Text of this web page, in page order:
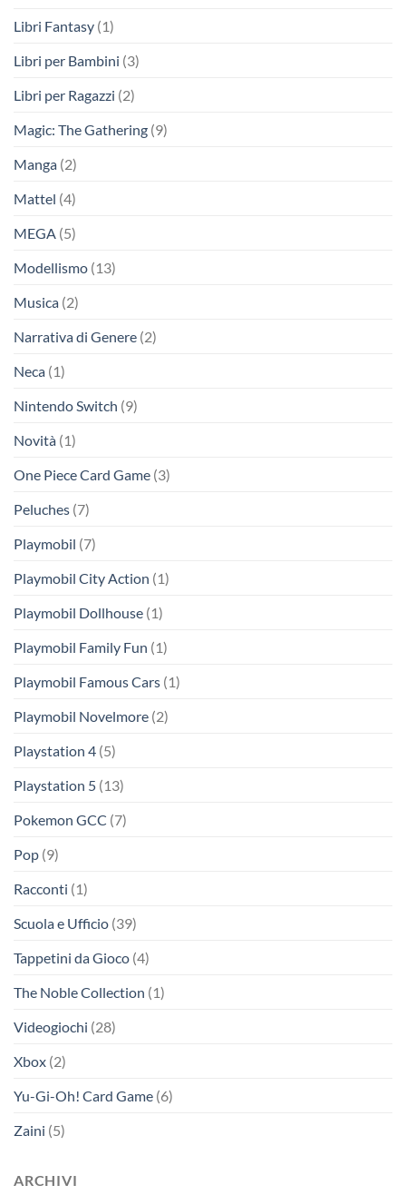
Libri Fantasy (1)
Libri per Bambini (3)
Libri per Ragazzi (2)
Magic: The Gathering (9)
Manga (2)
Mattel (4)
MEGA (5)
Modellismo (13)
Musica (2)
Narrativa di Genere (2)
Neca (1)
Nintendo Switch (9)
Novità (1)
One Piece Card Game (3)
Peluches (7)
Playmobil (7)
Playmobil City Action (1)
Playmobil Dollhouse (1)
Playmobil Family Fun (1)
Playmobil Famous Cars (1)
Playmobil Novelmore (2)
Playstation 4 (5)
Playstation 5 (13)
Pokemon GCC (7)
Pop (9)
Racconti (1)
Scuola e Ufficio (39)
Tappetini da Gioco (4)
The Noble Collection (1)
Videogiochi (28)
Xbox (2)
Yu-Gi-Oh! Card Game (6)
Zaini (5)
ARCHIVI